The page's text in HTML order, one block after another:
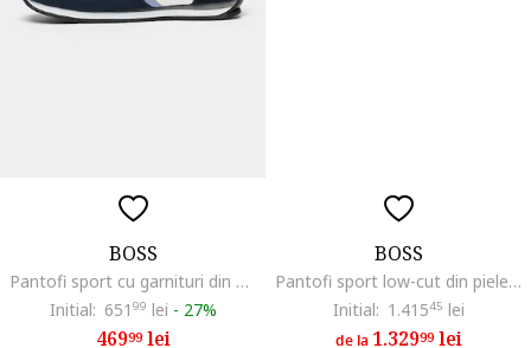
BOSS
Pantofi sport cu garnituri din piele intoarsa ecologica Levon, Alb/Albastru prafuit/Bleumarin
Initial: 651 99 lei - 27%
46999lei
BOSS
Pantofi sport low-cut din piele, Alb
Initial: 1.41545 lei
de la 1.32999lei